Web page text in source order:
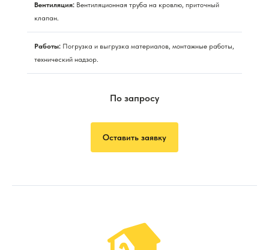
Вентиляция: Вентиляционная труба на кровлю, приточный
клапан.
Работы: Погрузка и выгрузка материалов, монтажные работы,
технический надзор.
По запросу
Оставить заявку